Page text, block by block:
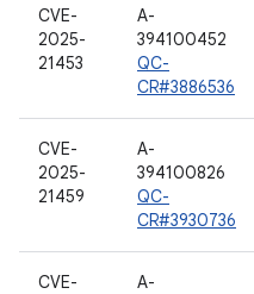
CVE-
2025-
21453
A-
394100452
QC-
CR#3886536
CVE-
2025-
21459
A-
394100826
QC-
CR#3930736
CVE-
A-